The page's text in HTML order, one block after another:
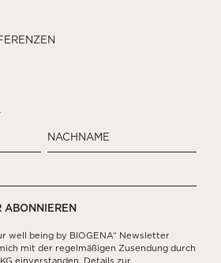
NACHNAME
well being by BIOGENA“ Newsletter
mit der regelmäßigen Zusendung durch
einverstanden. Details zur